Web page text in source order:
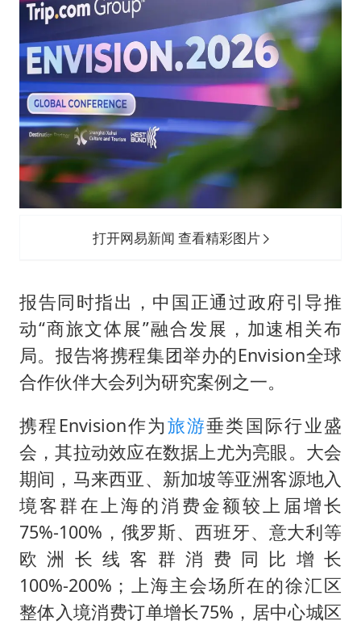
打开网易新闻 查看精彩图片
报告同时指出，中国正通过政府引导推
动“商旅文体展”融合发展，加速相关布
局。报告将携程集团举办的Envision全球
合作伙伴大会列为研究案例之一。
携程Envision作为旅游垂类国际行业盛
会，其拉动效应在数据上尤为亮眼。大会
期间，马来西亚、新加坡等亚洲客源地入
境客群在上海的消费金额较上届增长
75%-100%，俄罗斯、西班牙、意大利等
欧洲长线客群消费同比增长
100%-200%；上海主会场所在的徐汇区
整体入境消费订单增长75%，居中心城区